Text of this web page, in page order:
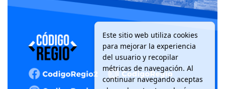
Este sitio web utiliza cookies
para mejorar la experiencia
del usuario y recopilar
métricas de navegación. Al
continuar navegando aceptas